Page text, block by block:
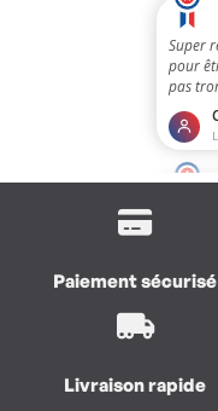
Paiement sécurisé
Livraison rapide